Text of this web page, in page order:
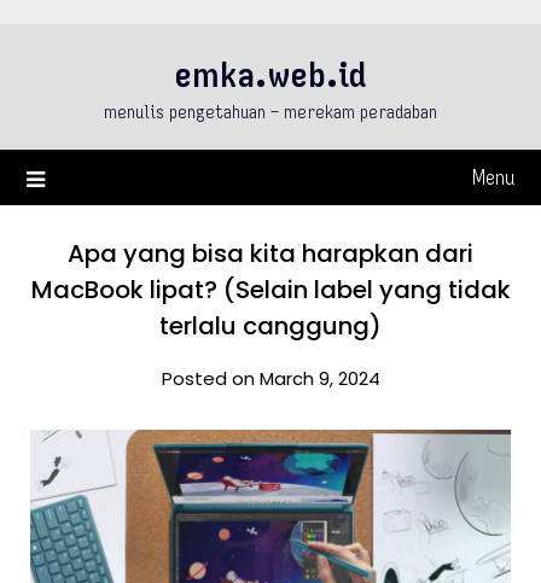
emka.web.id
menulis pengetahuan – merekam peradaban
Menu
Apa yang bisa kita harapkan dari
MacBook lipat? (Selain label yang tidak
terlalu canggung)
Posted on March 9, 2024